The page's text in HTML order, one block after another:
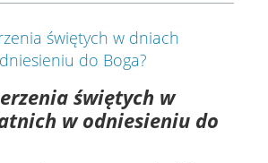
świętych w
w odniesieniu do